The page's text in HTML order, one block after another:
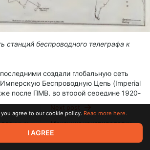
станций беспроводного телеграфа к
создали глобальную сеть
Имперскую Беспроводную Цепь (Imperial
после ПМВ, во второй середине 1920-
коротковолновые направленные
лучевой системы Маркони
которые позволили англичанам
Технология потребляла меньше
использовать больше каналов и была
Механика конспирологии
agree to our cookie policy. Read more here.
I AGREE